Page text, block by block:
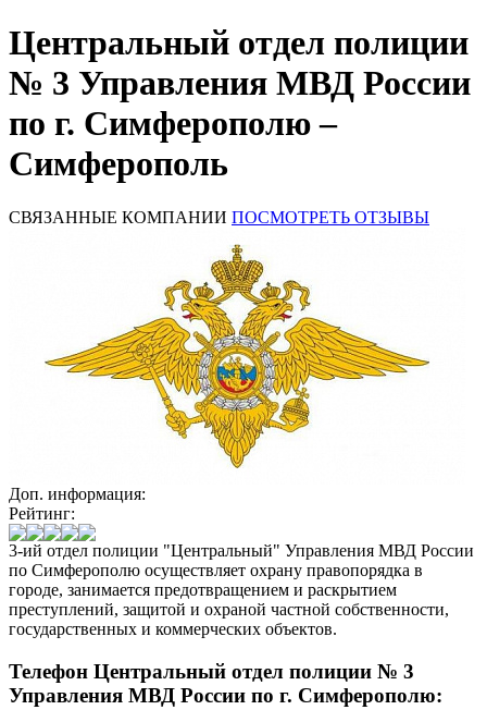
Центральный отдел полиции
№ 3 Управления МВД России
по г. Симферополю –
Симферополь
СВЯЗАННЫЕ КОМПАНИИ ПОСМОТРЕТЬ ОТЗЫВЫ
Доп. информация:
Рейтинг:
3-ий отдел полиции "Центральный" Управления МВД России
по Симферополю осуществляет охрану правопорядка в
городе, занимается предотвращением и раскрытием
преступлений, защитой и охраной частной собственности,
государственных и коммерческих объектов.
Телефон Центральный отдел полиции № 3
Управления МВД России по г. Симферополю: